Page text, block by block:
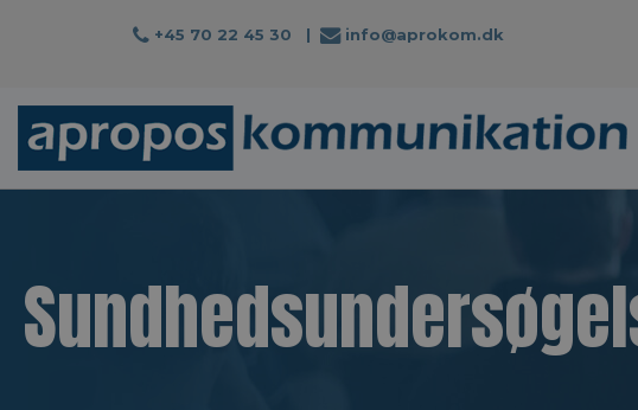
+45 70 22 45 30 | info@aprokom.dk